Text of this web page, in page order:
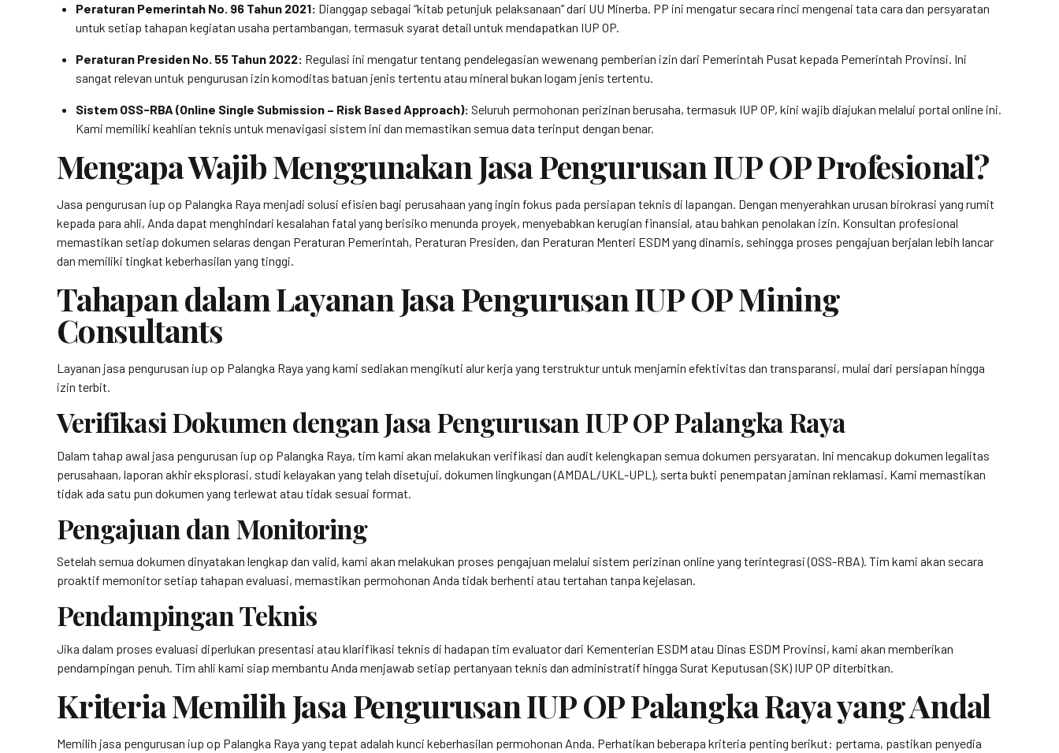
Peraturan Pemerintah No. 96 Tahun 2021: Dianggap sebagai “kitab petunjuk pelaksanaan” dari UU Minerba. PP ini mengatur secara rinci mengenai tata cara dan persyaratan
untuk setiap tahapan kegiatan usaha pertambangan, termasuk syarat detail untuk mendapatkan IUP OP.
Peraturan Presiden No. 55 Tahun 2022: Regulasi ini mengatur tentang pendelegasian wewenang pemberian izin dari Pemerintah Pusat kepada Pemerintah Provinsi. Ini
sangat relevan untuk pengurusan izin komoditas batuan jenis tertentu atau mineral bukan logam jenis tertentu.
Sistem OSS-RBA (Online Single Submission – Risk Based Approach): Seluruh permohonan perizinan berusaha, termasuk IUP OP, kini wajib diajukan melalui portal online ini.
Kami memiliki keahlian teknis untuk menavigasi sistem ini dan memastikan semua data terinput dengan benar.
Mengapa Wajib Menggunakan Jasa Pengurusan IUP OP Profesional?
Jasa pengurusan iup op Palangka Raya menjadi solusi efisien bagi perusahaan yang ingin fokus pada persiapan teknis di lapangan. Dengan menyerahkan urusan birokrasi yang rumit
kepada para ahli, Anda dapat menghindari kesalahan fatal yang berisiko menunda proyek, menyebabkan kerugian finansial, atau bahkan penolakan izin. Konsultan profesional
memastikan setiap dokumen selaras dengan Peraturan Pemerintah, Peraturan Presiden, dan Peraturan Menteri ESDM yang dinamis, sehingga proses pengajuan berjalan lebih lancar
dan memiliki tingkat keberhasilan yang tinggi.
Tahapan dalam Layanan Jasa Pengurusan IUP OP Mining
Consultants
Layanan jasa pengurusan iup op Palangka Raya yang kami sediakan mengikuti alur kerja yang terstruktur untuk menjamin efektivitas dan transparansi, mulai dari persiapan hingga
izin terbit.
Verifikasi Dokumen dengan Jasa Pengurusan IUP OP Palangka Raya
Dalam tahap awal jasa pengurusan iup op Palangka Raya, tim kami akan melakukan verifikasi dan audit kelengkapan semua dokumen persyaratan. Ini mencakup dokumen legalitas
perusahaan, laporan akhir eksplorasi, studi kelayakan yang telah disetujui, dokumen lingkungan (AMDAL/UKL-UPL), serta bukti penempatan jaminan reklamasi. Kami memastikan
tidak ada satu pun dokumen yang terlewat atau tidak sesuai format.
Pengajuan dan Monitoring
Setelah semua dokumen dinyatakan lengkap dan valid, kami akan melakukan proses pengajuan melalui sistem perizinan online yang terintegrasi (OSS-RBA). Tim kami akan secara
proaktif memonitor setiap tahapan evaluasi, memastikan permohonan Anda tidak berhenti atau tertahan tanpa kejelasan.
Pendampingan Teknis
Jika dalam proses evaluasi diperlukan presentasi atau klarifikasi teknis di hadapan tim evaluator dari Kementerian ESDM atau Dinas ESDM Provinsi, kami akan memberikan
pendampingan penuh. Tim ahli kami siap membantu Anda menjawab setiap pertanyaan teknis dan administratif hingga Surat Keputusan (SK) IUP OP diterbitkan.
Kriteria Memilih Jasa Pengurusan IUP OP Palangka Raya yang Andal
Memilih jasa pengurusan iup op Palangka Raya yang tepat adalah kunci keberhasilan permohonan Anda. Perhatikan beberapa kriteria penting berikut: pertama, pastikan penyedia